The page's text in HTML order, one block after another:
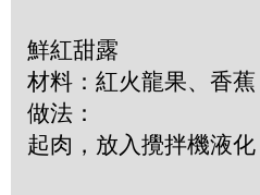
鮮紅甜露
材料：紅火龍果、香蕉
做法：
起肉，放入攪拌機液化